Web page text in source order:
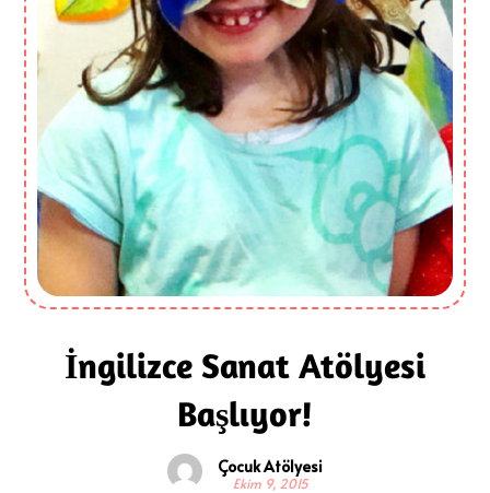
İngilizce Sanat Atölyesi
Başlıyor!
Çocuk Atölyesi
Ekim 9, 2015